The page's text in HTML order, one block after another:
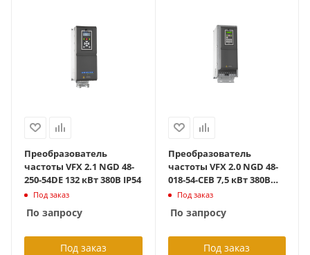
Преобразователь
частоты VFX 2.1 NGD 48-
250-54DE 132 кВт 380В IP54
Под заказ
По запросу
Под заказ
Преобразователь
частоты VFX 2.0 NGD 48-
018-54-CEB 7,5 кВт 380В
IP54_Lift Version_с платой
Под заказ
По запросу
Под заказ